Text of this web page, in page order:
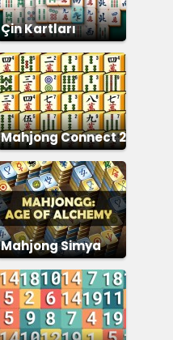
Çin Kartları
Mahjong Connect 2
Mahjong Simya